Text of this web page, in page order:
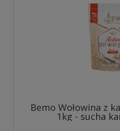
Bemo Wołowina z
1kg - sucha